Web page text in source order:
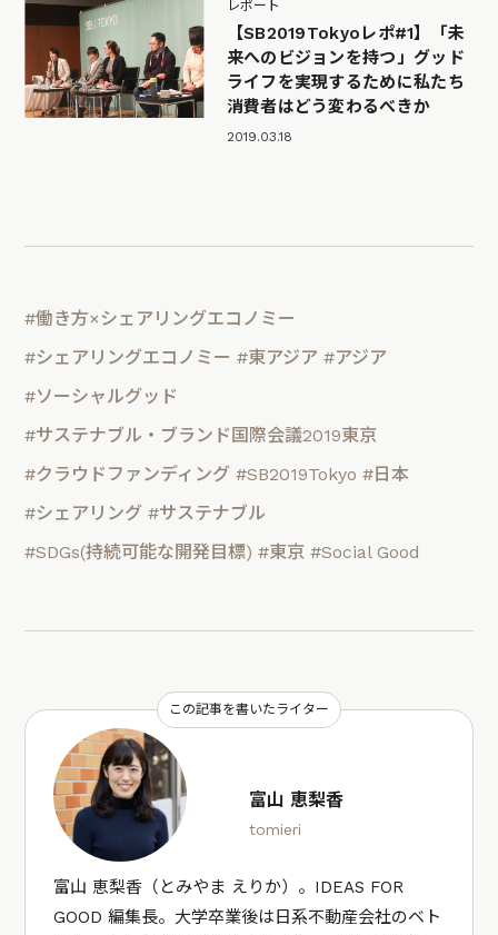
レポート
【SB2019Tokyoレポ#1】「未
来へのビジョンを持つ」グッド
ライフを実現するために私たち
消費者はどう変わるべきか
2019.03.18
#働き方×シェアリングエコノミー
#シェアリングエコノミー #東アジア #アジア
#ソーシャルグッド
#サステナブル・ブランド国際会議2019東京
#クラウドファンディング #SB2019Tokyo #日本
#シェアリング #サステナブル
#SDGs(持続可能な開発目標) #東京 #Social Good
この記事を書いたライター
富山 恵梨香
tomieri
富山 恵梨香（とみやま えりか）。IDEAS FOR
GOOD 編集長。大学卒業後は日系不動産会社のベト